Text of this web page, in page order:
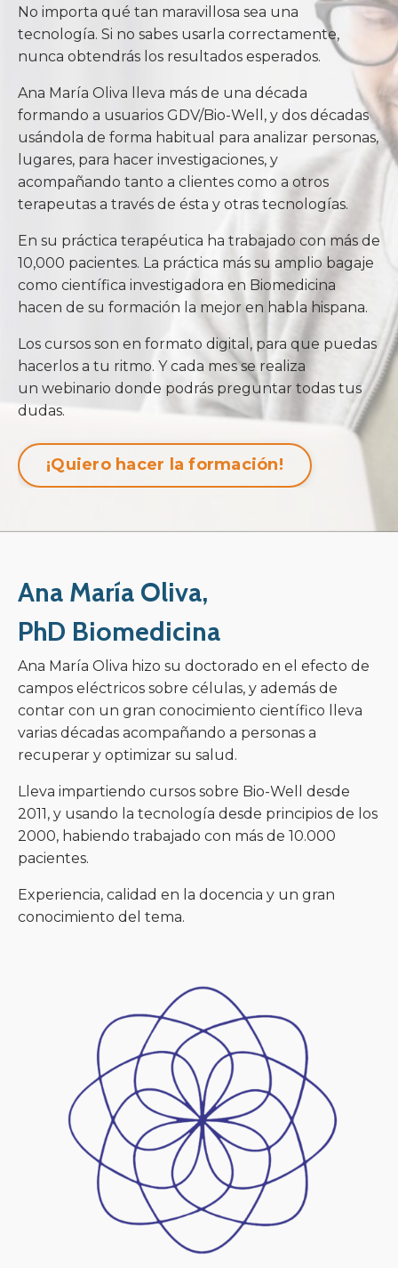
No importa qué tan maravillosa sea una
tecnología. Si no sabes usarla correctamente,
nunca obtendrás los resultados esperados.
Ana María Oliva lleva más de una década
formando a usuarios GDV/Bio-Well, y dos décadas
usándola de forma habitual para analizar personas,
lugares, para hacer investigaciones, y
acompañando tanto a clientes como a otros
terapeutas a través de ésta y otras tecnologías.
En su práctica terapéutica ha trabajado con más de
10,000 pacientes. La práctica más su amplio bagaje
como científica investigadora en Biomedicina
hacen de su formación la mejor en habla hispana.
Los cursos son en formato digital, para que puedas
hacerlos a tu ritmo. Y cada mes se realiza
un webinario donde podrás preguntar todas tus
dudas.
¡Quiero hacer la formación!
Ana María Oliva,
PhD Biomedicina
Ana María Oliva hizo su doctorado en el efecto de
campos eléctricos sobre células, y además de
contar con un gran conocimiento científico lleva
varias décadas acompañando a personas a
recuperar y optimizar su salud.
Lleva impartiendo cursos sobre Bio-Well desde
2011, y usando la tecnología desde principios de los
2000, habiendo trabajado con más de 10.000
pacientes.
Experiencia, calidad en la docencia y un gran
conocimiento del tema.